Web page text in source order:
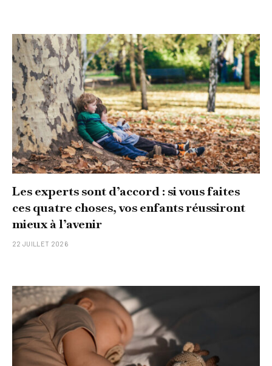
Les experts sont d’accord : si vous faites
ces quatre choses, vos enfants réussiront
mieux à l’avenir
22 JUILLET 2026